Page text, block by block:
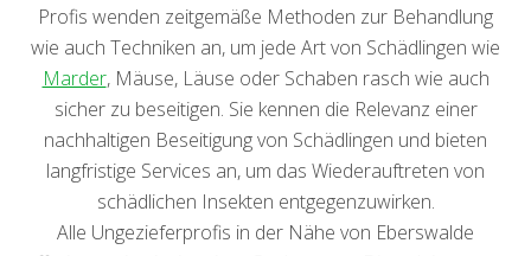
Profis wenden zeitgemäße Methoden zur Behandlung
wie auch Techniken an, um jede Art von Schädlingen wie
Marder, Mäuse, Läuse oder Schaben rasch wie auch
sicher zu beseitigen. Sie kennen die Relevanz einer
nachhaltigen Beseitigung von Schädlingen und bieten
langfristige Services an, um das Wiederauftreten von
schädlichen Insekten entgegenzuwirken.
Alle Ungezieferprofis in der Nähe von Eberswalde